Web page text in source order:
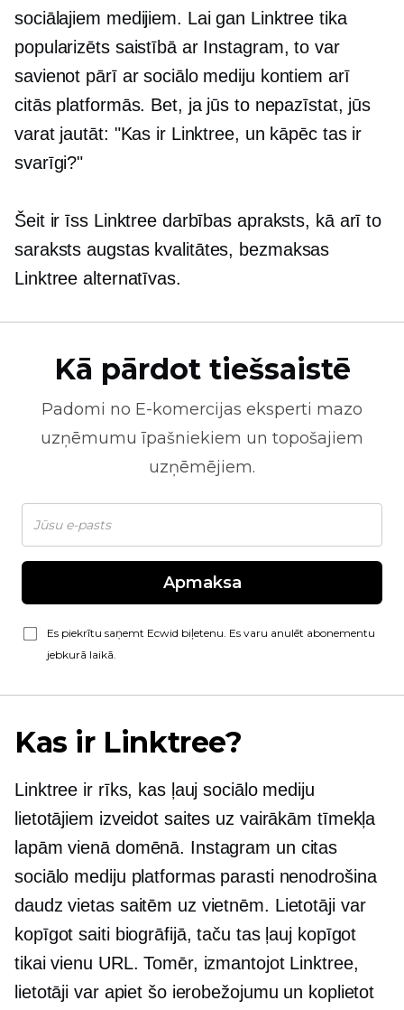
sociālajiem medijiem. Lai gan Linktree tika
popularizēts saistībā ar Instagram, to var
savienot pārī ar sociālo mediju kontiem arī
citās platformās. Bet, ja jūs to nepazīstat, jūs
varat jautāt: "Kas ir Linktree, un kāpēc tas ir
svarīgi?"
Šeit ir īss Linktree darbības apraksts, kā arī to
sarakstsaugstas kvalitātes, bezmaksas
Linktree alternatīvas.
Kā pārdot tiešsaistē
Padomi no E-komercijas eksperti mazo
uzņēmumu īpašniekiem un topošajiem
uzņēmējiem.
Apmaksa
Es piekrītu saņemt Ecwid biļetenu. Es varu anulēt abonementu
jebkurā laikā.
Kas ir Linktree?
Linktree ir rīks, kas ļauj sociālo mediju
lietotājiem izveidot saites uz vairākām tīmekļa
lapām vienā domēnā. Instagram un citas
sociālo mediju platformas parasti nenodrošina
daudz vietas saitēm uz vietnēm. Lietotāji var
kopīgot saiti biogrāfijā, taču tas ļauj kopīgot
tikai vienu URL. Tomēr, izmantojot Linktree,
lietotāji var apiet šo ierobežojumu un koplietot